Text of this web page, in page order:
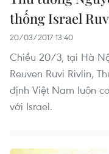
thống Israel
20/03/2017 13:40
Chiều 20/3, tại Hà
Reuven Ruvi Rivlin,
định Việt Nam luôn
với Israel.